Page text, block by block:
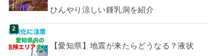
ひんやり涼しい鍾乳洞を紹介
【愛知県】地震が来たらどうなる？液状